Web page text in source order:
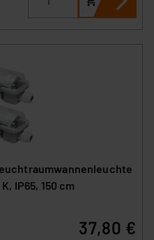
IP65, 150 cm
37,80 €